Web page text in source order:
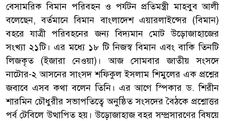
বেসামরিক বিমান পরিবহন ও পর্যটন প্রতিমন্ত্রী মাহবুব আলী
বলেছেন, বর্তমানে বিমান বাংলাদেশ এয়ারলাইন্সের (বিমান)
বহরে যাত্রী পরিবহনের জন্য বিদ্যমান মোট উড়োজাহাজের
সংখ্যা ২১টি। এর মধ্যে ১৮ টি নিজস্ব বিমান এবং বাকি তিনটি
লিজকৃত (ইজারা নেওয়া)। আজ সোমবার জাতীয় সংসদে
নাটোর-২ আসনের সাংসদ শফিকুল ইসলাম শিমুলের এক প্রশ্নের
জবাবে এসব কথা বলেন তিনি। এর আগে স্পিকার ড. শিরীন
শারমিন চৌধুরীর সভাপতিত্বে অনুষ্ঠিত সংসদের বৈঠকে প্রশ্নোত্তর
পর্ব টেবিলে উত্থাপিত হয়। উড়োজাহাজ বহর সম্প্রসারণের বিষয়ে